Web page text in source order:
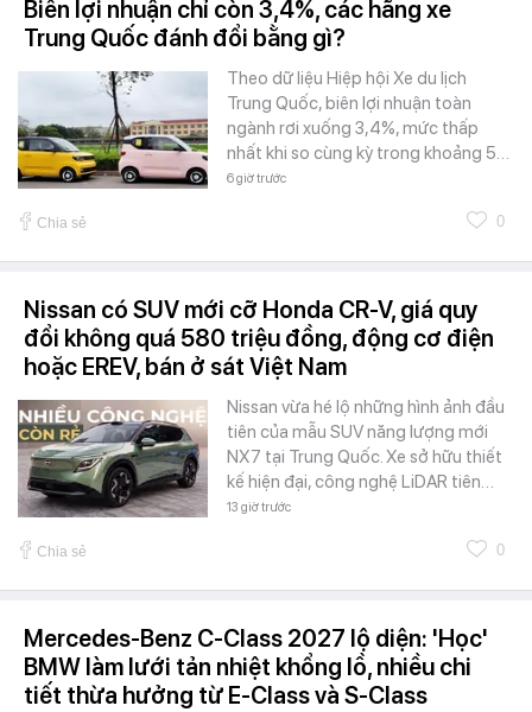
Biên lợi nhuận chỉ còn 3,4%, các hãng xe
Trung Quốc đánh đổi bằng gì?
Theo dữ liệu Hiệp hội Xe du lịch
Trung Quốc, biên lợi nhuận toàn
ngành rơi xuống 3,4%, mức thấp
nhất khi so cùng kỳ trong khoảng 5…
6 giờ trước
Chia sẻ 0
Nissan có SUV mới cỡ Honda CR-V, giá quy
đổi không quá 580 triệu đồng, động cơ điện
hoặc EREV, bán ở sát Việt Nam
Nissan vừa hé lộ những hình ảnh đầu
tiên của mẫu SUV năng lượng mới
NX7 tại Trung Quốc. Xe sở hữu thiết
kế hiện đại, công nghệ LiDAR tiên…
13 giờ trước
Chia sẻ 0
Mercedes-Benz C-Class 2027 lộ diện: 'Học'
BMW làm lưới tản nhiệt khổng lồ, nhiều chi
tiết thừa hưởng từ E-Class và S-Class